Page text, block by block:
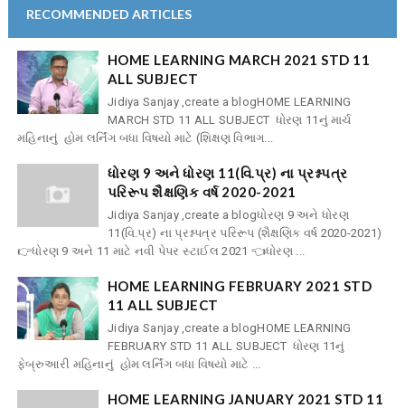
RECOMMENDED ARTICLES
HOME LEARNING MARCH 2021 STD 11
ALL SUBJECT
Jidiya Sanjay ,create a blogHOME LEARNING
MARCH STD 11 ALL SUBJECT ધોરણ 11નું માર્ચ
મહિનાનું હોમ લર્નિંગ બધા વિષયો માટે (શિક્ષણ વિભાગ...
ધોરણ 9 અને ધોરણ 11(વિ.પ્ર) ના પ્રશ્નપત્ર
પરિરૂપ શૈક્ષણિક વર્ષ 2020-2021
Jidiya Sanjay ,create a blogધોરણ 9 અને ધોરણ
11(વિ.પ્ર) ના પ્રશ્નપત્ર પરિરૂપ (શૈક્ષણિક વર્ષ 2020-2021)
👉ધોરણ 9 અને 11 માટે નવી પેપર સ્ટાઈલ 2021 👈ધોરણ ...
HOME LEARNING FEBRUARY 2021 STD
11 ALL SUBJECT
Jidiya Sanjay ,create a blogHOME LEARNING
FEBRUARY STD 11 ALL SUBJECT ધોરણ 11નું
ફેબ્રુઆરી મહિનાનું હોમ લર્નિંગ બધા વિષયો માટે ...
HOME LEARNING JANUARY 2021 STD 11